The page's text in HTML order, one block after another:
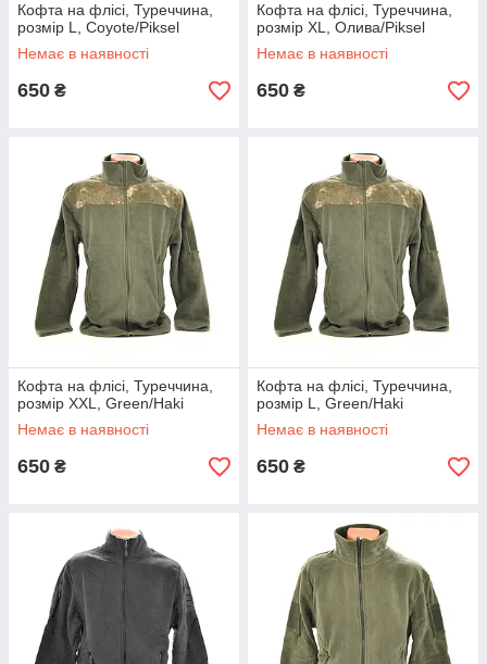
Кофта на флісі, Туреччина,
розмір L, Coyote/Piksel
Немає в наявності
650 ₴
Кофта на флісі, Туреччина,
розмір XL, Олива/Piksel
Немає в наявності
650 ₴
Кофта на флісі, Туреччина,
розмір XXL, Green/Haki
Немає в наявності
650 ₴
Кофта на флісі, Туреччина,
розмір L, Green/Haki
Немає в наявності
650 ₴